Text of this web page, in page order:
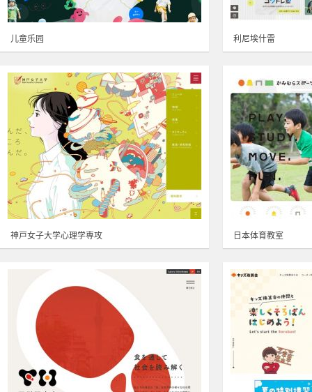
儿童乐园 利尼埃什雷
神戸女子大学心理学専攻 日本体育教室